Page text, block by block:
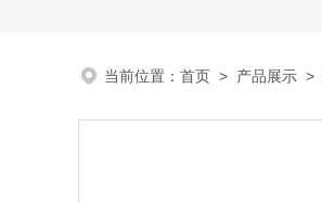
当前位置： 首页 > 产品展示 >